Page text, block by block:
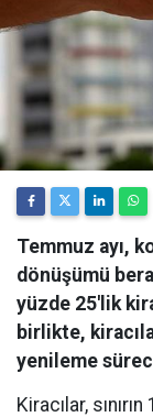
Temmuz ayı,
dönüşümü
yüzde 25'lik kira
birlikte,
yenileme
Kiracılar,